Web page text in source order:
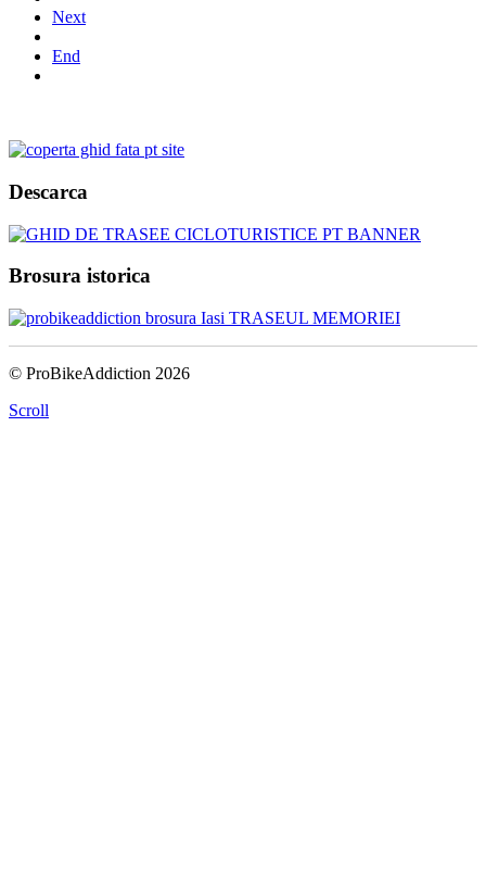
Next
End
Descarca
Brosura istorica
© ProBikeAddiction 2026
Scroll